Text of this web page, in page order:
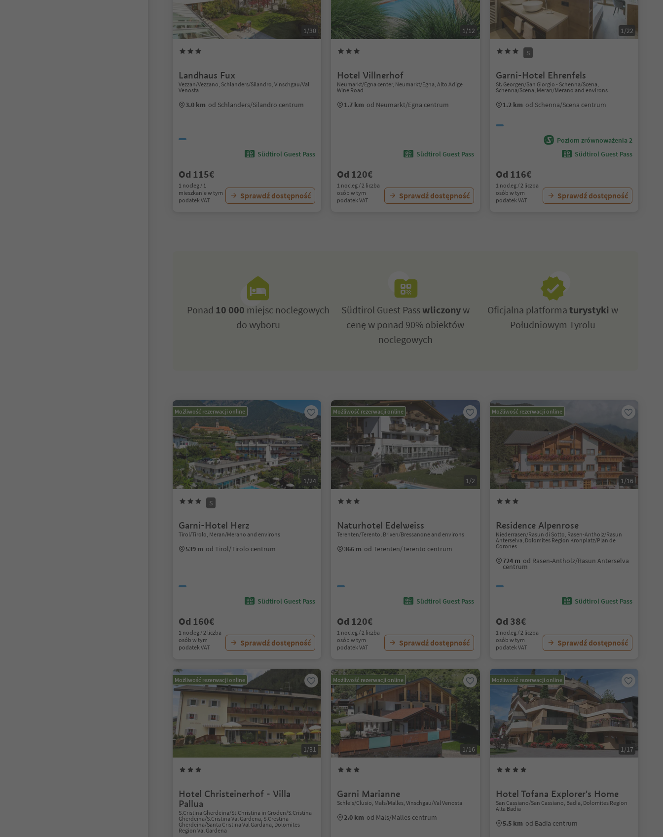
1/30
Landhaus Fux
Vezzan/Vezzano, Schlanders/Silandro, Vinschgau/Val
Venosta
3.0 km od Schlanders/Silandro centrum
Südtirol Guest Pass
Od 115€
1 nocleg / 1
mieszkanie w tym
podatek VAT
Sprawdź dostępność
1/12
Hotel Villnerhof
Neumarkt/Egna center, Neumarkt/Egna, Alto Adige
Wine Road
1.7 km od Neumarkt/Egna centrum
Südtirol Guest Pass
Od 120€
1 nocleg / 2 liczba
osób w tym
podatek VAT
Sprawdź dostępność
1/22
S
Garni-Hotel Ehrenfels
St. Georgen/San Giorgio - Schenna/Scena,
Schenna/Scena, Meran/Merano and environs
1.2 km od Schenna/Scena centrum
Poziom zrównoważenia 2
Südtirol Guest Pass
Od 116€
1 nocleg / 2 liczba
osób w tym
podatek VAT
Sprawdź dostępność
Ponad 10 000 miejsc noclegowych
do wyboru
Südtirol Guest Passwliczonyw
cenę w ponad 90% obiektów
noclegowych
Oficjalna platformaturystykiw
Południowym Tyrolu
Możliwość rezerwacji online
1/24
S
Garni-Hotel Herz
Tirol/Tirolo, Meran/Merano and environs
539 m od Tirol/Tirolo centrum
Südtirol Guest Pass
Od 160€
1 nocleg / 2 liczba
osób w tym
podatek VAT
Sprawdź dostępność
Możliwość rezerwacji online
1/2
Naturhotel Edelweiss
Terenten/Terento, Brixen/Bressanone and environs
366 m od Terenten/Terento centrum
Südtirol Guest Pass
Od 120€
1 nocleg / 2 liczba
osób w tym
podatek VAT
Sprawdź dostępność
Możliwość rezerwacji online
1/16
Residence Alpenrose
Niederrasen/Rasun di Sotto, Rasen-Antholz/Rasun
Anterselva, Dolomites Region Kronplatz/Plan de
Corones
724 m od Rasen-Antholz/Rasun Anterselva
centrum
Südtirol Guest Pass
Od 38€
1 nocleg / 2 liczba
osób w tym
podatek VAT
Sprawdź dostępność
Możliwość rezerwacji online
1/31
Hotel Christeinerhof - Villa
Pallua
S.Cristina Gherdëina/St.Christina in Gröden/S.Cristina
Gherdëina/S.Cristina Val Gardena, S.Crestina
Gherdëina/Santa Cristina Val Gardana, Dolomites
Region Val Gardena
Możliwość rezerwacji online
1/16
Garni Marianne
Schleis/Clusio, Mals/Malles, Vinschgau/Val Venosta
2.0 km od Mals/Malles centrum
Możliwość rezerwacji online
1/17
Hotel Tofana Explorer's Home
San Cassiano/San Cassiano, Badia, Dolomites Region
Alta Badia
5.5 km od Badia centrum